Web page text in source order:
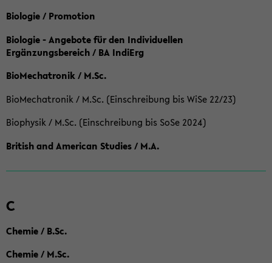
Biologie / Promotion
Biologie - Angebote für den Individuellen
Ergänzungsbereich / BA IndiErg
BioMechatronik / M.Sc.
BioMechatronik / M.Sc. (Einschreibung bis WiSe 22/23)
Biophysik / M.Sc. (Einschreibung bis SoSe 2024)
British and American Studies / M.A.
C
Chemie / B.Sc.
Chemie / M.Sc.